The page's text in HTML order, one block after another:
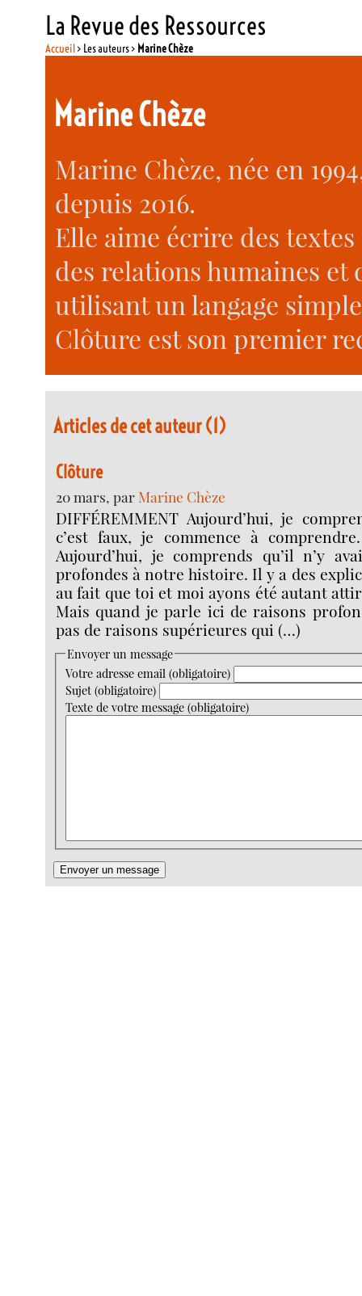
La Revue des Ressources
Accueil> Les auteurs > Marine Chèze
Marine Chèze
Marine Chèze, née en
depuis 2016.
Elle aime écrire des
des relations humaines et
utilisant un langage
Clôture est son premier
Articles de cet auteur (1)
Clôture
20 mars, parMarine Chèze
DIFFÉREMMENT Aujourd’hui, je
c’est faux, je commence à
Aujourd’hui, je comprends qu’il n’y
profondes à notre histoire. Il y a des
au fait que toi et moi ayons été autant
Mais quand je parle ici de raisons
pas de raisons supérieures qui (…)
Envoyer un message
Votre adresse email (obligatoire)
Sujet (obligatoire)
Texte de votre message (obligatoire)